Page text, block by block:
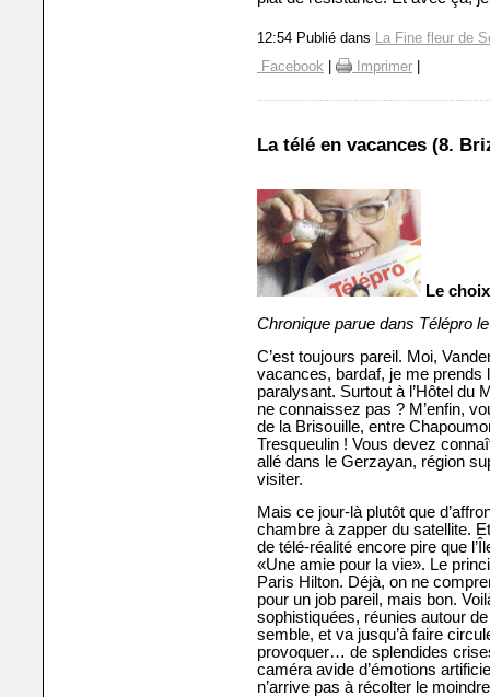
12:54 Publié dans La Fine fleur de
Facebook
Imprimer
La télé en vacances (8.
Le
Chronique parue dans Télépro
C’est toujours pareil. Moi,
vacances, bardaf, je me prends
paralysant. Surtout à l’Hôtel du
ne connaissez pas ? M’enfin,
de la Brisouille, entre
Tresqueulin ! Vous devez
allé dans le Gerzayan, région
visiter.
Mais ce jour-là plutôt que
chambre à zapper du satellite.
de télé-réalité encore pire que
«Une amie pour la vie». Le
Paris Hilton. Déjà, on ne
pour un job pareil, mais bon.
sophistiquées, réunies autour
semble, et va jusqu’à faire
provoquer… de splendides
caméra avide d’émotions
n’arrive pas à récolter le